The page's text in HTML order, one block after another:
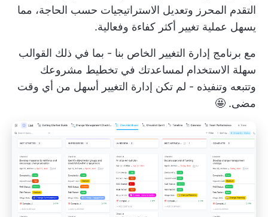
التقدم المحرز وتعديل الاستراتيجيات حسب الحاجة، مما
يسهل عملية تغيير أكثر كفاءة وفعالية.
مع برنامج إدارة التغيير الخاص بنا - بما في ذلك القوالب
سهلة الاستخدام لمساعدتك في تخطيط مشروعك
وتتبعه وتنفيذه - لم تكن إدارة التغيير أسهل من أي وقت
مضى. 🤩